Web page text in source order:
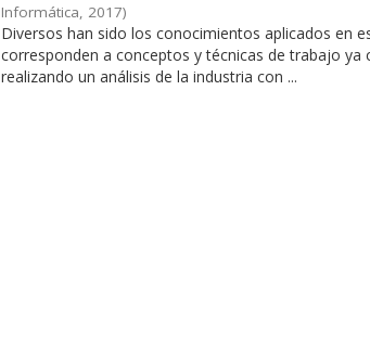
Informática 2017)
Diversos han sido los conocimientos aplicados en
corresponden a conceptos y técnicas de trabajo
realizando un análisis de la industria con ...